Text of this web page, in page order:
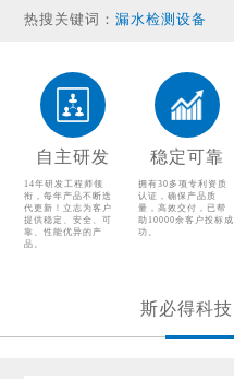
热搜关键词：温湿度传感器
气体监控设备
其他配件产品
自主研发
14年研发工程师领
衔，每年产品不断迭
代更新！立志为客户
提供稳定、安全、可
靠、性能优异的产
品。
稳定可靠
拥有30多项专利资质
认证，确保产品质
量，高效交付，已帮
助10000余客户投标成
功。
斯必得科技